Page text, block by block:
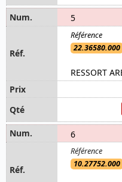
5
22.36580.000
RESSORT
6
10.27752.000